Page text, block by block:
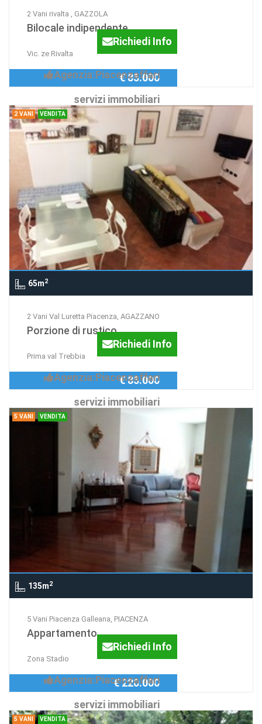
2 Vani rivalta , GAZZOLA
Bilocale indipendente
Vic. ze Rivalta
Richiedi Info
Agenzia:Piacenzaffari
servizi immobiliari
€ 85.000
2 VANI VENDITA
65m2
2 Vani Val Luretta Piacenza, AGAZZANO
Porzione di rustico
Prima val Trebbia
Richiedi Info
Agenzia:Piacenzaffari
servizi immobiliari
€ 85.000
5 VANI VENDITA
135m2
5 Vani Piacenza Galleana, PIACENZA
Appartamento
Zona Stadio
Richiedi Info
Agenzia:Piacenzaffari
servizi immobiliari
€ 220.000
5 VANI VENDITA